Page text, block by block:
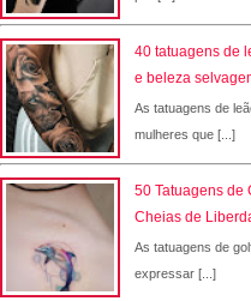
40 tatuagens de
e beleza
As tatuagens de
mulheres que [...]
50 Tatuagens de
Cheias de
As tatuagens de
expressar [...]